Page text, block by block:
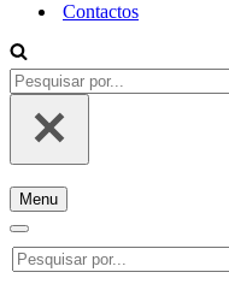
Contactos
Pesquisar
por...
Menu
Menu
navegação
Menu
de
navegação
Pesquisar
por...